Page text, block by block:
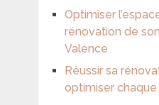
Optimiser
rénovation de
Valence
Réussir sa
optimiser